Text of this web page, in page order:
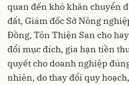
quan đến khó khăn chuyển
đất, Giám đốc Sở Nông
Đồng, Tôn Thiện San cho
đổi mục đích, gia hạn tiền
quyết cho doanh nghiệp
nhiên, do thay đổi quy